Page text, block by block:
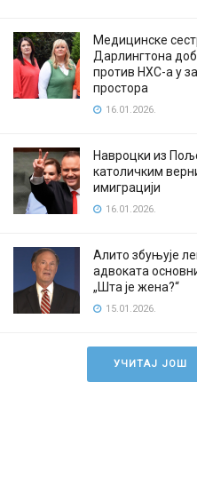
Медицинске
Дарлингтона
против НХС-а у
простора
16.01.2026.
Навроцки из
католичким
имиграцији
16.01.2026.
Алито збуњује
адвоката
„Шта је жена?“
15.01.2026.
УЧИТАЈ ЈОШ